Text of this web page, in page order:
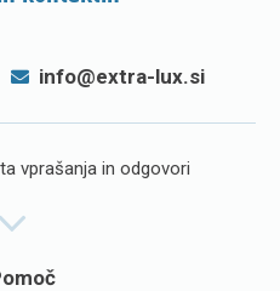
info@extra-lux.si
vprašanja in odgovori